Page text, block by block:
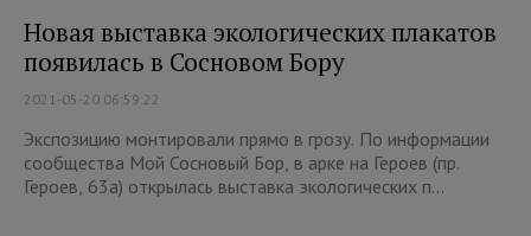
Новая выставка экологических плакатов
появилась в Сосновом Бору
2021-05-20 06:59:22
Экспозицию монтировали прямо в грозу. По информации
сообщества Мой Сосновый Бор, в арке на Героев (пр.
Героев, 63а) открылась выставка экологических п...